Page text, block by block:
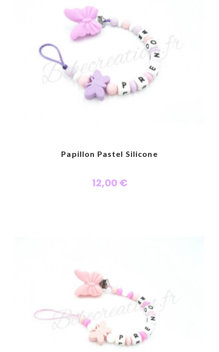
Papillon Pastel Silicone
12,00 €